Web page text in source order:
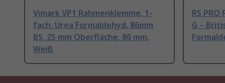
Vimark VP1 Rahmenklemme, 1-
fach, Urea Formaldehyd, 86mm
BS, 25 mm Oberfläche, 86 mm,
Weiß
RS
G –